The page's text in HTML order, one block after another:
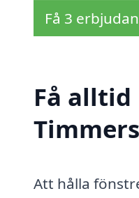
Få 3
Få
Att hålla